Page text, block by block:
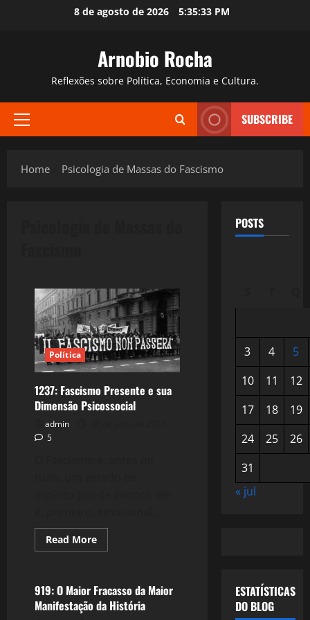
8 de agosto de 2026 5:35:34 PM
Arnobio Rocha
Reflexões sobre Política, Economia e Cultura.
Primary
SUBSCRIBE
Home Psicologia de Massas do Fascismo
Política
1237: Fascismo Presente e sua
Dimensão Psicossocial
admin
5
Read MoreRead
more
Presente
e
sua
Política
919: O Maior Fracasso da Maior
Manifestação da História
POSTS
3 4
5
10
11
12
17
18
19
24
25
26
31
« jul
ESTATÍSTICAS
DO BLOG